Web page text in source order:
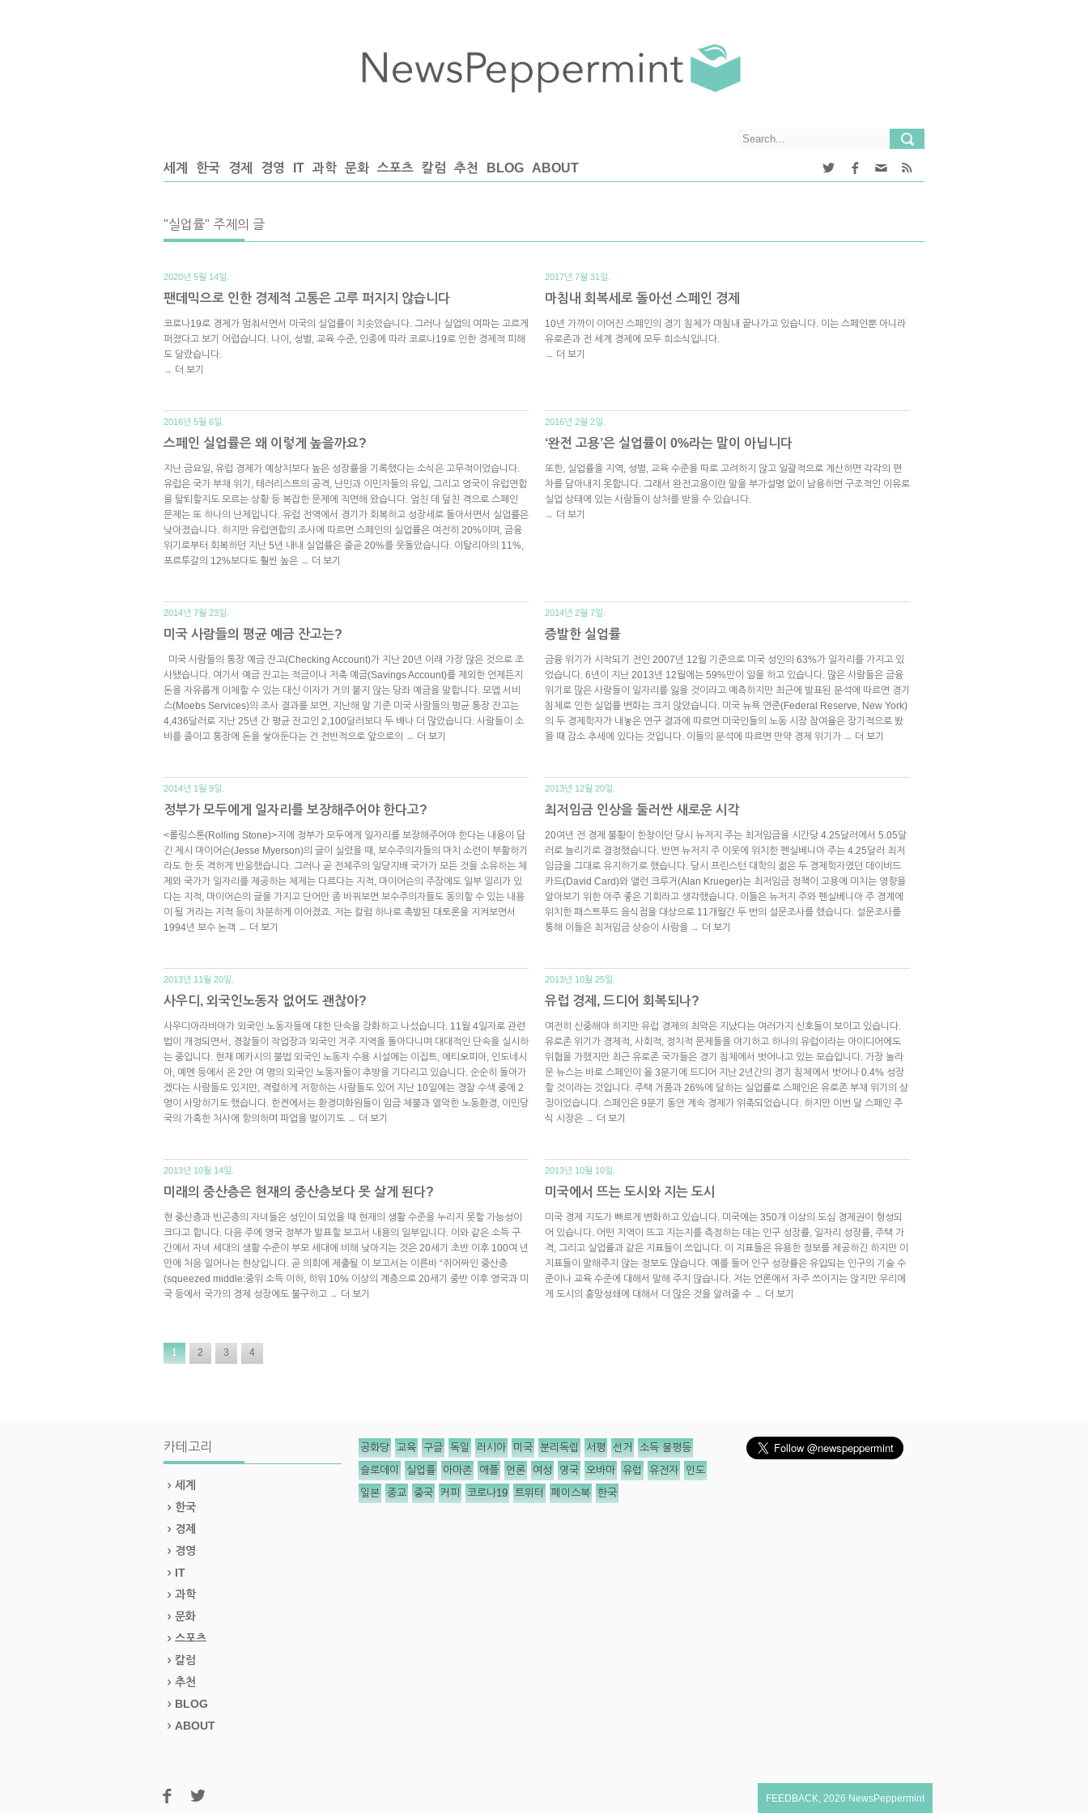
세계 한국 경제 경영 IT 과학 문화 스포츠 칼럼 추천 BLOG ABOUT
"실업률" 주제의 글
2020년 5월 14일.
팬데믹으로 인한 경제적 고통은 고루 퍼지지 않습니다
코로나19로 경제가 멈춰서면서 미국의 실업률이 치솟았습니다. 그러나 실업의 여파는 고르게
퍼졌다고 보기 어렵습니다. 나이, 성별, 교육 수준, 인종에 따라 코로나19로 인한 경제적 피해
도 달랐습니다.
→ 더 보기
2017년 7월 31일.
마침내 회복세로 돌아선 스페인 경제
10년 가까이 이어진 스페인의 경기 침체가 마침내 끝나가고 있습니다. 이는 스페인뿐 아니라
유로존과 전 세계 경제에 모두 희소식입니다.
→ 더 보기
2016년 5월 6일.
스페인 실업률은 왜 이렇게 높을까요?
지난 금요일, 유럽 경제가 예상치보다 높은 성장률을 기록했다는 소식은 고무적이었습니다.
유럽은 국가 부채 위기, 테러리스트의 공격, 난민과 이민자들의 유입, 그리고 영국이 유럽연합
을 탈퇴할지도 모르는 상황 등 복잡한 문제에 직면해 왔습니다. 엎친 데 덮친 격으로 스페인
문제는 또 하나의 난제입니다. 유럽 전역에서 경기가 회복하고 성장세로 돌아서면서 실업률은
낮아졌습니다. 하지만 유럽연합의 조사에 따르면 스페인의 실업률은 여전히 20%이며, 금융
위기로부터 회복하던 지난 5년 내내 실업률은 줄곧 20%를 웃돌았습니다. 이탈리아의 11%,
포르투갈의 12%보다도 훨씬 높은 → 더 보기
2016년 2월 2일.
‘완전 고용’은 실업률이 0%라는 말이 아닙니다
또한, 실업률을 지역, 성별, 교육 수준을 따로 고려하지 않고 일괄적으로 계산하면 각각의 편
차를 담아내지 못합니다. 그래서 완전고용이란 말을 부가설명 없이 남용하면 구조적인 이유로
실업 상태에 있는 사람들이 상처를 받을 수 있습니다.
→ 더 보기
2014년 7월 23일.
미국 사람들의 평균 예금 잔고는?
미국 사람들의 통장 예금 잔고(Checking Account)가 지난 20년 이래 가장 많은 것으로 조
사됐습니다. 여기서 예금 잔고는 적금이나 저축 예금(Savings Account)를 제외한 언제든지
돈을 자유롭게 이체할 수 있는 대신 이자가 거의 붙지 않는 당좌 예금을 말합니다. 모엡 서비
스(Moebs Services)의 조사 결과를 보면, 지난해 말 기준 미국 사람들의 평균 통장 잔고는
4,436달러로 지난 25년 간 평균 잔고인 2,100달러보다 두 배나 더 많았습니다. 사람들이 소
비를 줄이고 통장에 돈을 쌓아둔다는 건 전반적으로 앞으로의
→ 더 보기
2014년 2월 7일.
증발한 실업률
금융 위기가 시작되기 전인 2007년 12월 기준으로 미국 성인의 63%가 일자리를 가지고 있
었습니다. 6년이 지난 2013년 12월에는 59%만이 일을 하고 있습니다. 많은 사람들은 금융
위기로 많은 사람들이 일자리를 잃을 것이라고 예측하지만 최근에 발표된 분석에 따르면 경기
침체로 인한 실업률 변화는 크지 않았습니다. 미국 뉴욕 연준(Federal Reserve, New York)
의 두 경제학자가 내놓은 연구 결과에 따르면 미국인들의 노동 시장 참여율은 장기적으로 봤
을 때 감소 추세에 있다는 것입니다. 이들의 분석에 따르면 만약 경제 위기가 → 더 보기
2014년 1월 9일.
정부가 모두에게 일자리를 보장해주어야 한다고?
<롤링스톤(Rolling Stone)>지에 정부가 모두에게 일자리를 보장해주어야 한다는 내용이 담
긴 제시 마이어슨(Jesse Myerson)의 글이 실렸을 때, 보수주의자들의 마치 소련이 부활하기
라도 한 듯 격하게 반응했습니다. 그러나 곧 전체주의 일당지배 국가가 모든 것을 소유하는 체
제와 국가가 일자리를 제공하는 체제는 다르다는 지적, 마이어슨의 주장에도 일부 일리가 있
다는 지적, 마이어슨의 글을 가지고 단어만 좀 바꿔보면 보수주의자들도 동의할 수 있는 내용
이 될 거라는 지적 등이 차분하게 이어졌죠. 저는 칼럼 하나로 촉발된 대토론을 지켜보면서
1994년 보수 논객 → 더 보기
2013년 12월 20일.
최저임금 인상을 둘러싼 새로운 시각
20여년 전 경제 불황이 한창이던 당시 뉴저지 주는 최저임금을 시간당 4.25달러에서 5.05달
러로 늘리기로 결정했습니다. 반면 뉴저지 주 이웃에 위치한 펜실베니아 주는 4.25달러 최저
임금을 그대로 유지하기로 했습니다. 당시 프린스턴 대학의 젊은 두 경제학자였던 데이비드
카드(David Card)와 앨런 크루거(Alan Krueger)는 최저임금 정책이 고용에 미치는 영향을
알아보기 위한 아주 좋은 기회라고 생각했습니다. 이들은 뉴저지 주와 펜실베니아 주 경계에
위치한 패스트푸드 음식점을 대상으로 11개월간 두 번의 설문조사를 했습니다. 설문조사를
통해 이들은 최저임금 상승이 사람을 → 더 보기
2013년 11월 20일.
사우디, 외국인노동자 없어도 괜찮아?
사우디아라비아가 외국인 노동자들에 대한 단속을 강화하고 나섰습니다. 11월 4일자로 관련
법이 개정되면서, 경찰들이 작업장과 외국인 거주 지역을 돌아다니며 대대적인 단속을 실시하
는 중입니다. 현재 메카시의 불법 외국인 노동자 수용 시설에는 이집트, 에티오피아, 인도네시
아, 예멘 등에서 온 2만 여 명의 외국인 노동자들이 추방을 기다리고 있습니다. 순순히 돌아가
겠다는 사람들도 있지만, 격렬하게 저항하는 사람들도 있어 지난 10일에는 경찰 수색 중에 2
명이 사망하기도 했습니다. 한켠에서는 환경미화원들이 임금 체불과 열악한 노동환경, 이민당
국의 가혹한 처사에 항의하며 파업을 벌이기도 → 더 보기
2013년 10월 25일.
유럽 경제, 드디어 회복되나?
여전히 신중해야 하지만 유럽 경제의 최악은 지났다는 여러가지 신호들이 보이고 있습니다.
유로존 위기가 경제적, 사회적, 정치적 문제들을 야기하고 하나의 유럽이라는 아이디어에도
위협을 가했지만 최근 유로존 국가들은 경기 침체에서 벗어나고 있는 모습입니다. 가장 놀라
운 뉴스는 바로 스페인이 올 3분기에 드디어 지난 2년간의 경기 침체에서 벗어나 0.4% 성장
할 것이라는 것입니다. 주택 거품과 26%에 달하는 실업률로 스페인은 유로존 부채 위기의 상
징이었습니다. 스페인은 9분기 동안 계속 경제가 위축되었습니다. 하지만 이번 달 스페인 주
식 시장은 → 더 보기
2013년 10월 14일.
미래의 중산층은 현재의 중산층보다 못 살게 된다?
현 중산층과 빈곤층의 자녀들은 성인이 되었을 때 현재의 생활 수준을 누리지 못할 가능성이
크다고 합니다. 다음 주에 영국 정부가 발표할 보고서 내용의 일부입니다. 이와 같은 소득 구
간에서 자녀 세대의 생활 수준이 부모 세대에 비해 낮아지는 것은 20세기 초반 이후 100여 년
만에 처음 일어나는 현상입니다. 곧 의회에 제출될 이 보고서는 이른바 “쥐어짜인 중산층
(squeezed middle:중위 소득 이하, 하위 10% 이상의 계층으로 20세기 중반 이후 영국과 미
국 등에서 국가의 경제 성장에도 불구하고 → 더 보기
2013년 10월 10일.
미국에서 뜨는 도시와 지는 도시
미국 경제 지도가 빠르게 변화하고 있습니다. 미국에는 350개 이상의 도심 경제권이 형성되
어 있습니다. 어떤 지역이 뜨고 지는지를 측정하는 데는 인구 성장률, 일자리 성장률, 주택 가
격, 그리고 실업률과 같은 지표들이 쓰입니다. 이 지표들은 유용한 정보를 제공하긴 하지만 이
지표들이 말해주지 않는 정보도 많습니다. 예를 들어 인구 성장률은 유입되는 인구의 기술 수
준이나 교육 수준에 대해서 말해 주지 않습니다. 저는 언론에서 자주 쓰이지는 않지만 우리에
게 도시의 흥망성쇄에 대해서 더 많은 것을 알려줄 수 → 더 보기
1 2 3 4
카테고리
세계
한국
경제
경영
IT
과학
문화
스포츠
칼럼
추천
BLOG
ABOUT
공화당 교육 구글 독일 러시아 미국 분리독립 서평 선거 소득 불평등
슬로데이 실업률 아마존 애플 언론 여성 영국 오바마 유럽 유전자 인도
일본 종교 중국 커피 코로나19 트위터 페이스북 한국
FEEDBACK, 2026 NewsPeppermint